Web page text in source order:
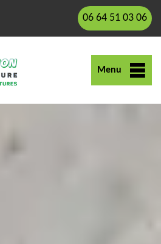
06 64 51 03 06
Menu